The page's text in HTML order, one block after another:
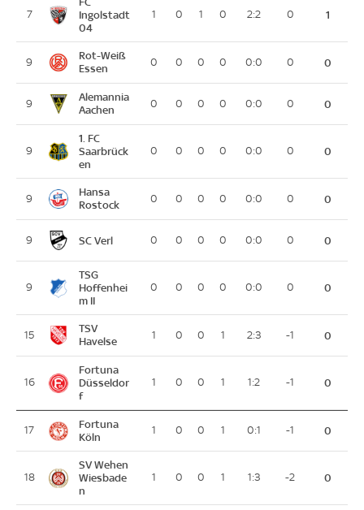
7
Ingolstadt
04
1 0 1 0 2:2 0 1
9
Rot-Weiß
Essen
0 0 0 0 0:0 0 0
9
Alemannia
Aachen
0 0 0 0 0:0 0 0
9
1. FC
Saarbrück
en
0 0 0 0 0:0 0 0
9
Hansa
Rostock
0 0 0 0 0:0 0 0
9 SC Verl 0 0 0 0 0:0 0 0
9
TSG
Hoffenhei
m II
0 0 0 0 0:0 0 0
15
TSV
Havelse
1 0 0 1 2:3 -1 0
16
Fortuna
Düsseldor
f
1 0 0 1 1:2 -1 0
17
Fortuna
Köln
1 0 0 1 0:1 -1 0
18
SV Wehen
Wiesbade
n
1 0 0 1 1:3 -2 0